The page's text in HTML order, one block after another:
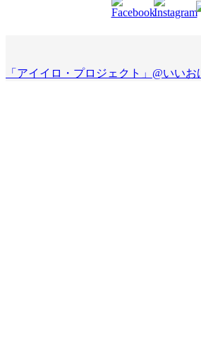
「アイイロ・プロジェクト」@いいお